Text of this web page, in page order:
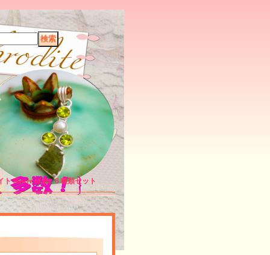
flower of life ６種類セット